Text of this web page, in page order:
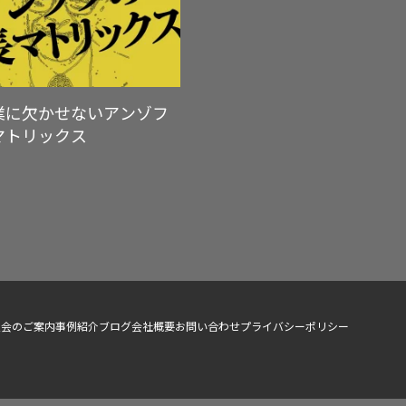
欠かせないアンゾフ
リックス
のご案内事例紹介ブログ会社概要お問い合わせプライバシーポリシー